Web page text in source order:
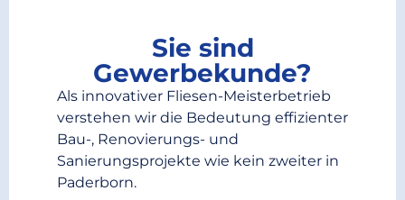
Sie sind
Gewerbekunde?
Als innovativer Fliesen-Meisterbetrieb
verstehen wir die Bedeutung effizienter
Bau-, Renovierungs- und
Sanierungsprojekte wie kein zweiter in
Paderborn.